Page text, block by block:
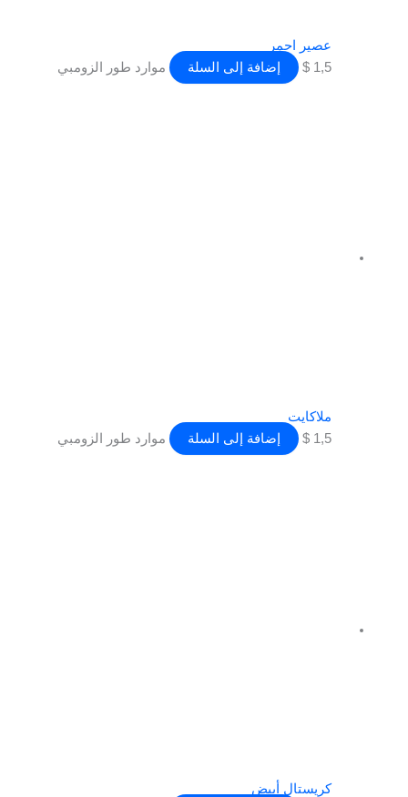
عصير احمر
1,5
$ إضافة إلى السلة موارد طور الزومبي
ملاكايت
1,5
$ إضافة إلى السلة موارد طور الزومبي
كريستال أبيض